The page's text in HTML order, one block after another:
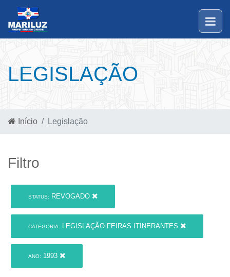
LEGISLAÇÃO
Início Legislação
Filtro
STATUS: REVOGADO
CATEGORIA: LEGISLAÇÃO FEIRAS ITINERANTES
ANO: 1993